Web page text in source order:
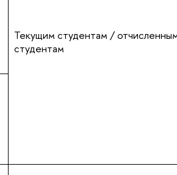
Текущим студентам /
студентам